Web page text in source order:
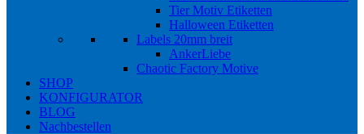
Tier Motiv Etiketten
Halloween Etiketten
Labels 20mm breit
AnkerLiebe
Chaotic Factory Motive
SHOP
KONFIGURATOR
BLOG
Nachbestellen